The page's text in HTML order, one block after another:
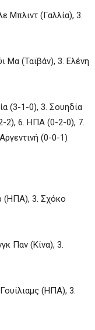
Μπλιντ (Γαλλία), 3.
Μα (Ταϊβάν), 3. Ελένη
(3-1-0), 3. Σουηδία
2), 6. ΗΠΑ (0-2-0), 7.
(0-0-1)
(ΗΠΑ), 3. Σχόκο
Παν (Κίνα), 3.
(ΗΠΑ), 3.